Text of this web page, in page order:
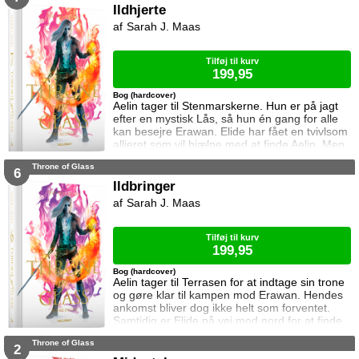
og orker ikke længere at kæmpe imod.
Samtidig står Manon i en svær situation.
Hertug Perrington har givet hende klare
Ildhjerte
Aelin tager til Stenmarskerne. Hun er på jagt
efter en mystisk Lås, så hun én gang for alle
kan besejre Erawan. Elide har fået en tvivlsom
allieret som vil hjælpe med at finde Aelin. Men
for hvilken pris? Manon vågner i lænker og
Dorian ikke glemme heksen der hjalp ham i
Bog (hardcover)
Sarah J. Maas
Tilføj til kurv
199,95
6 Throne of Glass
Ildbringer
Aelin tager til Terrasen for at indtage sin trone
og gøre klar til kampen mod Erawan. Hendes
ankomst bliver dog ikke helt som forventet.
Samtidig er Elide på vej mod nord for at finde
Aelin og Celaena Sardothien. Oakwaldskoven
Bog (hardcover)
Sarah J. Maas
Tilføj til kurv
199,95
2 Throne of Glass